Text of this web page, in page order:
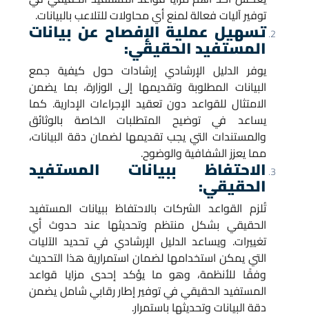
توفير آليات فعالة لمنع أي محاولات للتلاعب بالبيانات.
تسهيل عملية الإفصاح عن بيانات
المستفيد الحقيقي:
يوفر الدليل الإرشادي إرشادات حول كيفية جمع
البيانات المطلوبة وتقديمها إلى الوزارة، بما يضمن
الامتثال للقواعد دون تعقيد الإجراءات الإدارية. كما
يساعد في توضيح المتطلبات الخاصة بالوثائق
والمستندات التي يجب تقديمها لضمان دقة البيانات،
مما يعزز الشفافية والوضوح.
الاحتفاظ ببيانات المستفيد
الحقيقي:
تُلزم القواعد الشركات بالاحتفاظ ببيانات المستفيد
الحقيقي بشكل منتظم وتحديثها عند حدوث أي
تغييرات. ويساعد الدليل الإرشادي في تحديد الآليات
التي يمكن استخدامها لضمان استمرارية هذا التحديث
وفقًا للأنظمة، وهو ما يؤكد إحدى مزايا قواعد
المستفيد الحقيقي في توفير إطار رقابي شامل يضمن
دقة البيانات وتحديثها باستمرار.